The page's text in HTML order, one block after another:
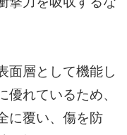
撃力を吸収するな
面層として機能し
優れているため、
に覆い、傷を防